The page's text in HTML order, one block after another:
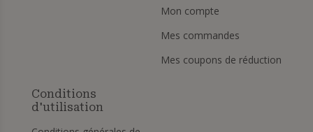
Mon compte
Mes commandes
Mes coupons de réduction
Conditions
d'utilisation